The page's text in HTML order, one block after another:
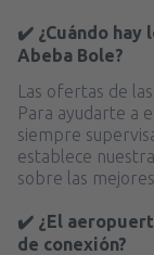
✔️ ¿Cuándo hay
Abeba Bole?
Las ofertas de
Para ayudarte a
siempre
establece
sobre las mejores.
✔️ ¿El
de conexión?